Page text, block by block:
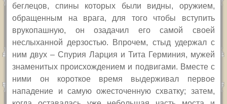
беглецов, спины которых были видны, оружием,
обращенным на врага, для того чтобы вступить
врукопашную, он озадачил его самой своей
неслыханной дерзостью. Впрочем, стыд удержал с
ним двух – Спурия Ларция и Тита Герминия, мужей
знаменитых происхождением и подвигами. Вместе с
ними он короткое время выдерживал первое
нападение и самую ожесточенную схватку; затем,